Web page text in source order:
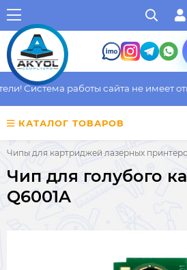
Система работы сайта не имеет
КАТАЛОГ ТОВАРОВ
Чипы для картриджей лазерных
Чип для голубого
Q6001A